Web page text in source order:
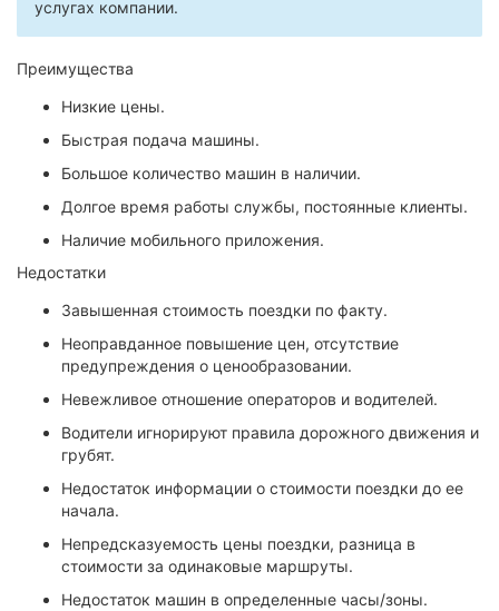
Луцк
Карпаты
услугах компании.
Преимущества
Низкие цены.
Быстрая подача машины.
Большое количество машин в наличии.
Долгое время работы службы, постоянные клиенты.
Наличие мобильного приложения.
Недостатки
Завышенная стоимость поездки по факту.
Неоправданное повышение цен, отсутствие
предупреждения о ценообразовании.
Невежливое отношение операторов и водителей.
Водители игнорируют правила дорожного движения и
грубят.
Недостаток информации о стоимости поездки до ее
начала.
Непредсказуемость цены поездки, разница в
стоимости за одинаковые маршруты.
Недостаток машин в определенные часы/зоны.